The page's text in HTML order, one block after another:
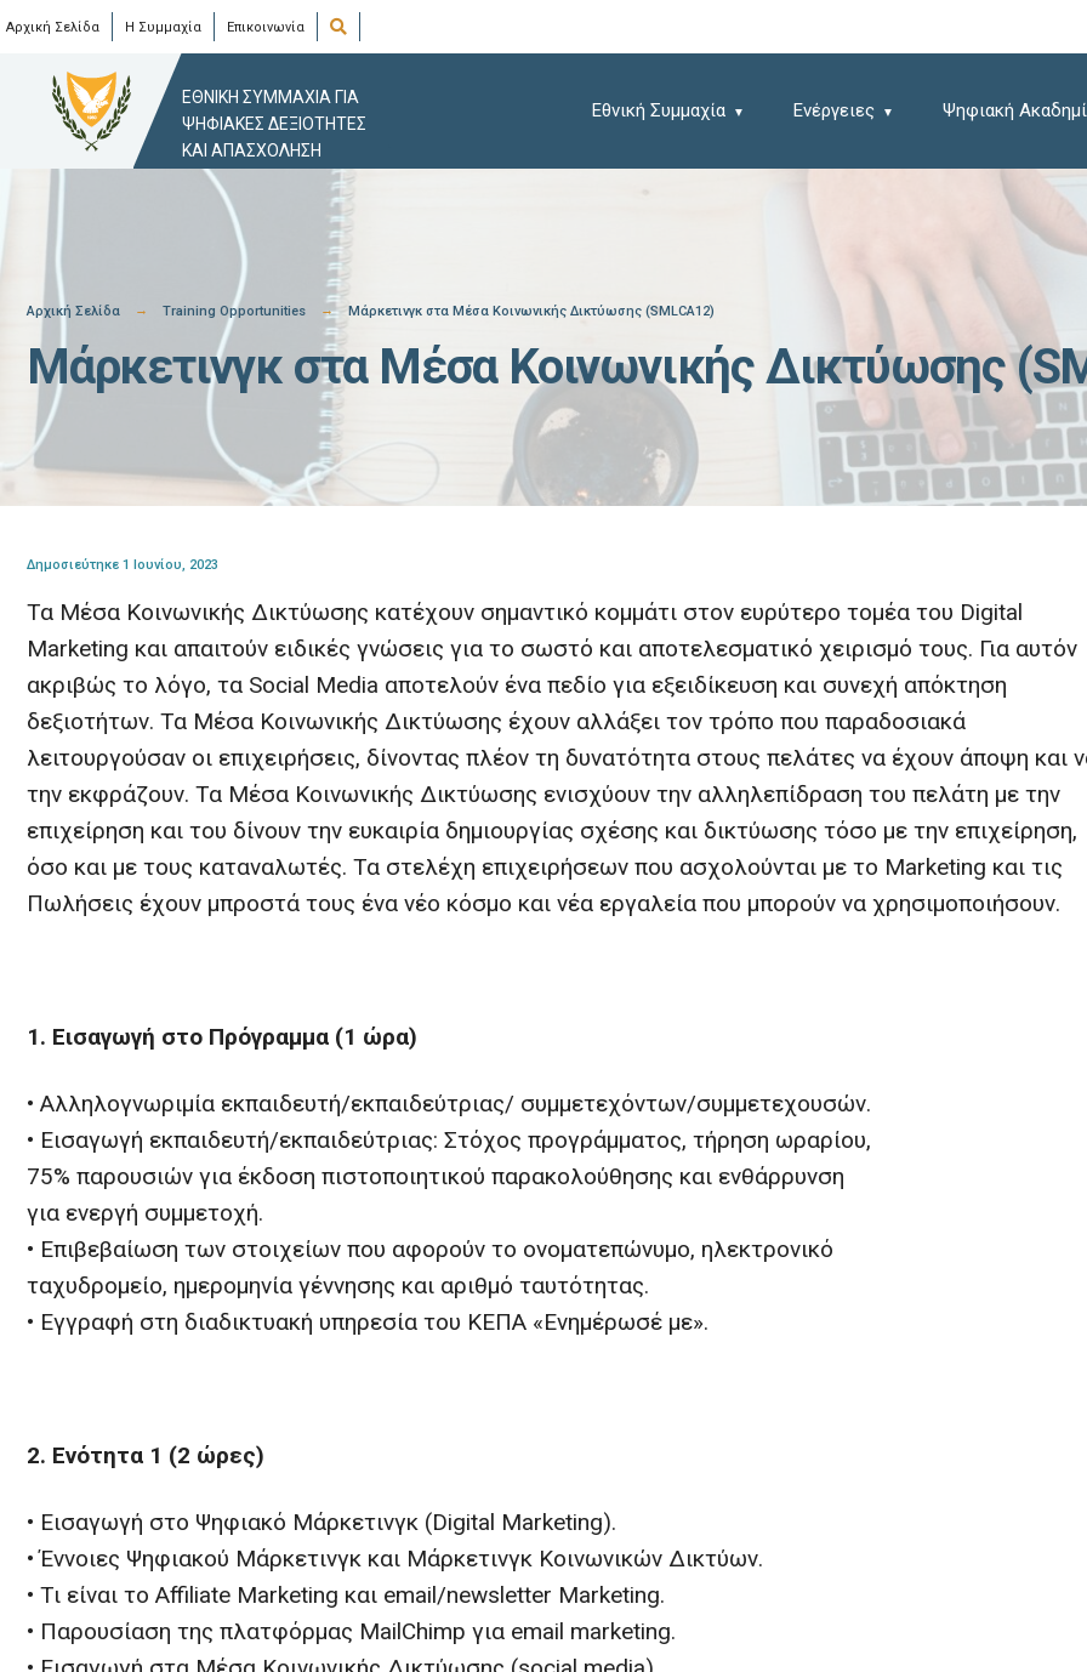
Skip
content
Αρχική Σελίδα Η Συμμαχία Επικοινωνία
Search
Window
ΕΘΝΙΚΗ ΣΥΜΜΑΧΙΑ ΓΙΑ
ΨΗΦΙΑΚΕΣ ΔΕΞΙΟΤΗΤΕΣ
ΚΑΙ ΑΠΑΣΧΟΛΗΣΗ
Εθνική Συμμαχία Ενέργειες Ψηφιακή
Αρχική Σελίδα Training Opportunities Μάρκετινγκ στα Μέσα Κοινωνικής Δικτύωσης (SMLCA12)
Μάρκετινγκ στα Μέσα Κοινωνικής Δικτύωσης
Δημοσιεύτηκε 1 Ιουνίου, 2023
Τα Μέσα Κοινωνικής Δικτύωσης κατέχουν σημαντικό κομμάτι στον ευρύτερο τομέα του Digital
Marketing και απαιτούν ειδικές γνώσεις για το σωστό και αποτελεσματικό χειρισμό τους. Για αυτόν
ακριβώς το λόγο, τα Social Media αποτελούν ένα πεδίο για εξειδίκευση και συνεχή απόκτηση
δεξιοτήτων. Τα Μέσα Κοινωνικής Δικτύωσης έχουν αλλάξει τον τρόπο που παραδοσιακά
λειτουργούσαν οι επιχειρήσεις, δίνοντας πλέον τη δυνατότητα στους πελάτες να έχουν άποψη και
την εκφράζουν. Τα Μέσα Κοινωνικής Δικτύωσης ενισχύουν την αλληλεπίδραση του πελάτη με την
επιχείρηση και του δίνουν την ευκαιρία δημιουργίας σχέσης και δικτύωσης τόσο με την επιχείρηση,
όσο και με τους καταναλωτές. Τα στελέχη επιχειρήσεων που ασχολούνται με το Marketing και τις
Πωλήσεις έχουν μπροστά τους ένα νέο κόσμο και νέα εργαλεία που μπορούν να χρησιμοποιήσουν.
1. Εισαγωγή στο Πρόγραμμα (1 ώρα)
• Αλληλογνωριμία εκπαιδευτή/εκπαιδεύτριας/ συμμετεχόντων/συμμετεχουσών.
• Εισαγωγή εκπαιδευτή/εκπαιδεύτριας: Στόχος προγράμματος, τήρηση ωραρίου,
75% παρουσιών για έκδοση πιστοποιητικού παρακολούθησης και ενθάρρυνση
για ενεργή συμμετοχή.
• Επιβεβαίωση των στοιχείων που αφορούν το ονοματεπώνυμο, ηλεκτρονικό
ταχυδρομείο, ημερομηνία γέννησης και αριθμό ταυτότητας.
• Εγγραφή στη διαδικτυακή υπηρεσία του ΚΕΠΑ «Ενημέρωσέ με».
2. Ενότητα 1 (2 ώρες)
• Εισαγωγή στο Ψηφιακό Μάρκετινγκ (Digital Marketing).
• Έννοιες Ψηφιακού Μάρκετινγκ και Μάρκετινγκ Κοινωνικών Δικτύων.
• Τι είναι το Affiliate Marketing και email/newsletter Marketing.
• Παρουσίαση της πλατφόρμας MailChimp για email marketing.